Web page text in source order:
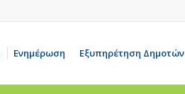
Ενημέρωση Εξυπηρέτηση Δημοτών